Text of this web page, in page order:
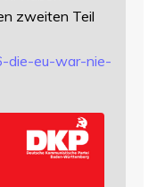
zweiten Teil
die-eu-war-nie-